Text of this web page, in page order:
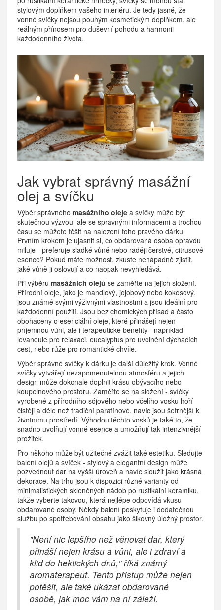
stylovým doplňkem vašeho interiéru. Je tedy jasné, že
vonné svíčky nejsou pouhým kosmetickým doplňkem, ale
reálným přínosem pro duševní pohodu a harmonii
každodenního života.
Jak vybrat správný masážní
olej a svíčku
Výběr správného masážního oleje a svíčky může být
skutečnou výzvou, ale se správnými informacemi a trochou
času se můžete těšit na nalezení toho pravého dárku.
Prvním krokem je ujasnit si, co obdarovaná osoba opravdu
miluje - preferuje sladké vůně nebo raději čerstvé, citrusové
esence? Pokud máte možnost, zkuste nenápadně zjistit,
jaké vůně ji oslovují a co naopak nevyhledává.
Při výběru masážních olejů se zaměřte na jejich složení.
Přírodní oleje, jako je mandlový, jojobový nebo kokosový,
jsou známé svými výživnými vlastnostmi a jsou ideální pro
každodenní použití. Jsou bez chemických přísad a často
obohaceny o esenciální oleje, které přinášejí nejen
příjemnou vůni, ale i terapeutické benefity - například
levandule pro relaxaci, eucalyptus pro uvolnění dýchacích
cest, nebo růže pro romantické chvíle.
Výběr správné svíčky k dárku je další důležitý krok. Vonné
svíčky vytvářejí nezapomenutelnou atmosféru a jejich
design může dokonale doplnit krásu obývacího nebo
koupelnového prostoru. Zaměřte se na složení - svíčky
vyrobené z přírodního sójového nebo včelího vosku hoří
čistěji a déle než tradiční parafínové, navíc jsou šetrnější k
životnímu prostředí. Výhodou těchto vosků je také to, že
snadno uvolňují vonné esence a umožňují tak intenzivnější
prožitek.
Pro někoho může být užitečné zvážit také estetiku. Sledujte
balení olejů a svíček - stylový a elegantní design může
pozvednout dar na vyšší úroveň a navíc sloužit jako krásná
dekorace. Na trhu jsou k dispozici různé varianty od
minimalistických skleněných nádob po rustikální keramiku,
takže vyberte takovou, která nejlépe odpovídá vkusu
obdarované osoby. Někdy balení poskytuje i dodatečnou
službu po spotřebování obsahu jako šikovný úložný prostor.
"Není nic lepšího než věnovat dar, který
přináší nejen krásu a vůni, ale i zdraví a
klid do hektických dnů," říká známý
aromaterapeut. Tento přístup může nejen
potěšit, ale také ukázat obdarované
osobě, jak moc vám na ní záleží.